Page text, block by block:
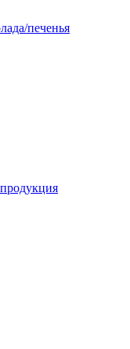
печенья